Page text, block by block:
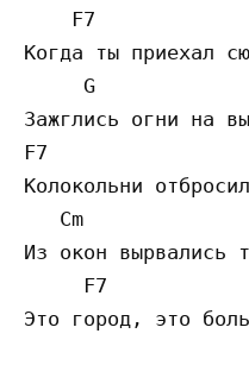
    F7
Когда ты приехал
Зажглись огни на
F7
Колокольни
Cm
Из окон вырвались
Это город, это